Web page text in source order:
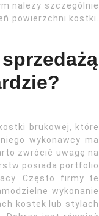
należy szczególnie
powierzchni kostki.
brukowej, które
wykonawcy ma
zwrócić uwagę na
posiada portfolio
Często firmy te
wykonanie
kostek lub stylach